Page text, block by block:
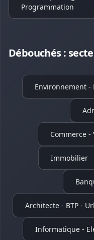
Programmation
Débouchés :
Environnement
Commerce
Immobilier
Architecte - BTP -
Informatique -